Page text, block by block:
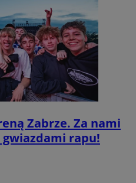
Zabrze. Za nami
gwiazdami rapu!